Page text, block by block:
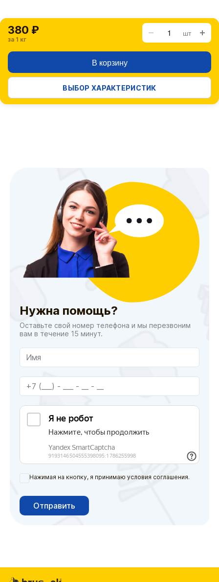
380 ₽
за 1 кг
шт
В корзину
ВЫБОР ХАРАКТЕРИСТИК
Нужна помощь?
Оставьте свой номер телефона и мы перезвоним
вам в течение 15 минут.
Нажимая на кнопку, я принимаю условия соглашения.
Отправить